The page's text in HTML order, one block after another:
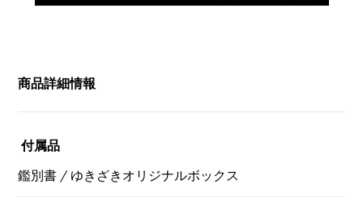
商品詳細情報
付属品
鑑別書 / ゆきざきオリジナルボックス